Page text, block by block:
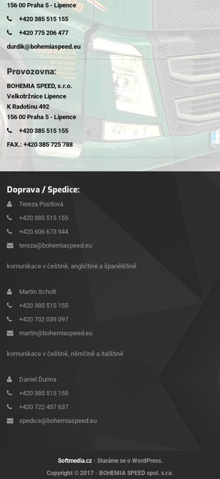
Doprava / Spedice:
Tereza Postlová
+420 385 515 155
+420 606 673 944
tereza@bohemiaspeed.eu
komunikace v češtině, angličtině a španělštině
Martin Scholt
+420 385 515 155
+420 702 039 097
martin@bohemiaspeed.eu
komunikace v češtině, němčině a italštině
Daniel Ďurina
+420 385 515 155
+420 722 457 637
spedice@bohemiaspeed.eu
156 00 Praha 5 - Lipence
+420 385 515 155
+420 775 206 477
durdik@bohemiaspeed.eu
Provozovna:
BOHEMIA SPEED, s.r.o.
Velkotržnice Lipence
K Radotínu 492
156 00 Praha 5 - Lipence
+420 385 515 155
FAX.: +420 385 725 788
Softmedia.cz- Staráme se o WordPress.
Copyright © 2017 - BOHEMIA SPEED spol. s.r.o.